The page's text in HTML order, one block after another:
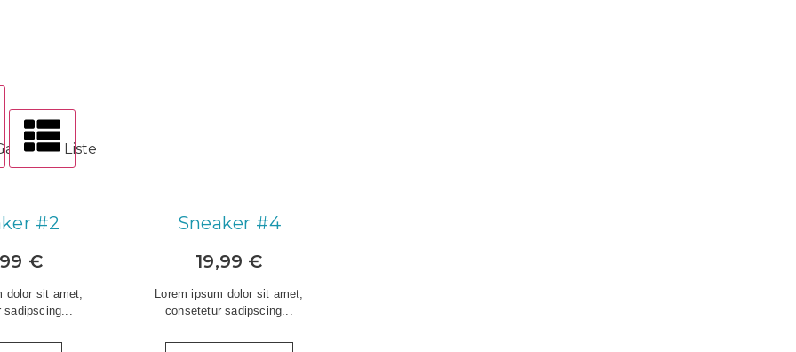
Liste
#2
€
dolor sit amet,
Sneaker #4
19,99 €
Lorem ipsum dolor sit amet,
consetetur sadipscing...